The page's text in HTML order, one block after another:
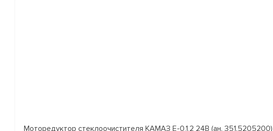
Моторедуктор стеклоочистителя КАМАЗ Е-0,1,2 24В (ан. 351.5205200)